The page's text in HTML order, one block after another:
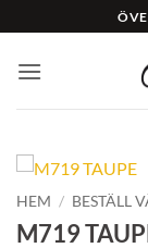
to
content
HEM / BESTÄLL
M719